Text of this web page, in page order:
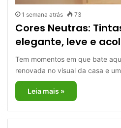
1 semana atrás 73
Cores Neutras:
elegante, leve e
Tem momentos em que bate
renovada no visual da casa e
Leia mais »